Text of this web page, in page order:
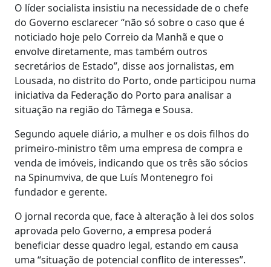
O líder socialista insistiu na necessidade de o chefe
do Governo esclarecer “não só sobre o caso que é
noticiado hoje pelo Correio da Manhã e que o
envolve diretamente, mas também outros
secretários de Estado”, disse aos jornalistas, em
Lousada, no distrito do Porto, onde participou numa
iniciativa da Federação do Porto para analisar a
situação na região do Tâmega e Sousa.
Segundo aquele diário, a mulher e os dois filhos do
primeiro-ministro têm uma empresa de compra e
venda de imóveis, indicando que os três são sócios
na Spinumviva, de que Luís Montenegro foi
fundador e gerente.
O jornal recorda que, face à alteração à lei dos solos
aprovada pelo Governo, a empresa poderá
beneficiar desse quadro legal, estando em causa
uma “situação de potencial conflito de interesses”.